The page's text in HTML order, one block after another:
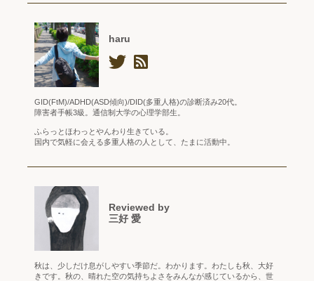
haru
GID(FtM)/ADHD(ASD傾向)/DID(多重人格)の診断済み20代。
障害者手帳3級。通信制大学の心理学部生。
ふらっとほわっとやんわり生きている。
国内で気軽に会える多重人格の人として、たまに活動中。
Reviewed by
三好 愛
秋は、少しだけ息がしやすい季節だ。わかります。わたしも秋、大好
きです。秋の、晴れた空の気持ちよさをみんなが感じているから、世